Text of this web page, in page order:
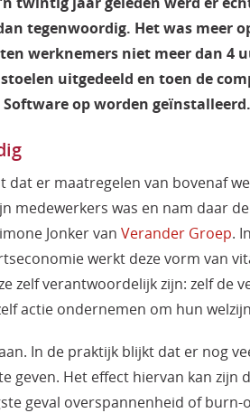
tegenwoordig. Het was meer
werknemers niet meer dan 4
uitgedeeld en toen de
op worden geïnstalleerd.
dat er maatregelen van bovenaf
medewerkers was en nam daar
Jonker vanVerander Groep.
werkt deze vorm van
zelf verantwoordelijk zijn: zelf de
actie ondernemen om hun
In de praktijk blijkt dat er nog
geven. Het effect hiervan kan zijn
geval overspannenheid of